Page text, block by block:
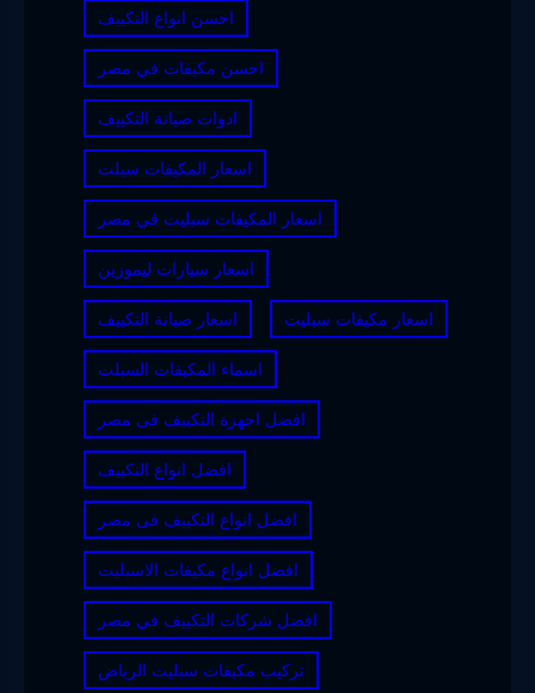
احسن انواع التكييف
احسن مكيفات في مصر
ادوات صيانة التكييف
اسعار المكيفات سبلت
اسعار المكيفات سبليت في مصر
اسعار سيارات ليموزين
اسعار صيانة التكييف اسعار مكيفات سبليت
اسماء المكيفات السبلت
افضل اجهزة التكييف فى مصر
افضل انواع التكييف
افضل انواع التكييف فى مصر
افضل انواع مكيفات الاسبليت
افضل شركات التكييف في مصر
تركيب مكيفات سبليت الرياض